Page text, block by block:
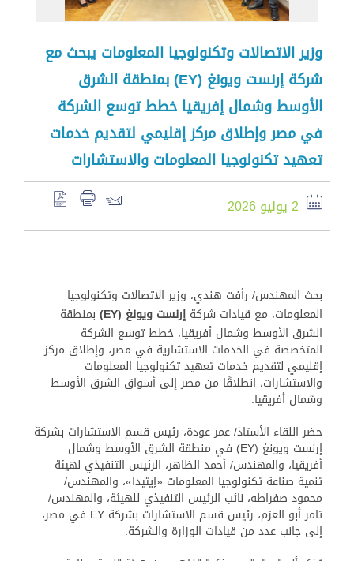
وزير الاتصالات وتكنولوجيا المعلومات يبحث مع
شركة إرنست ويونغ (EY) بمنطقة الشرق
الأوسط وشمال إفريقيا خطط توسع الشركة
في مصر وإطلاق مركز إقليمي لتقديم خدمات
تعهيد تكنولوجيا المعلومات والاستشارات
2 يوليو 2026
بحث المهندس/ رأفت هندي، وزير الاتصالات وتكنولوجيا
المعلومات، مع قيادات شركة إرنست ويونغ (EY)
بمنطقة
الشرق الأوسط وشمال أفريقيا، خطط توسع الشركة
المتخصصة في الخدمات الاستشارية في مصر، وإطلاق مركز
إقليمي لتقديم خدمات تعهيد تكنولوجيا المعلومات
والاستشارات، انطلاقًا من مصر إلى أسواق الشرق الأوسط
وشمال أفريقيا.
حضر اللقاء الأستاذ/ عمر عودة، رئيس قسم الاستشارات بشركة
إرنست ويونغ (EY) في منطقة الشرق الأوسط وشمال
أفريقيا، والمهندس/ أحمد الظاهر، الرئيس التنفيذي لهيئة
تنمية صناعة تكنولوجيا المعلومات «إيتيدا»، والمهندس/
محمود صفراطه، نائب الرئيس التنفيذي للهيئة، والمهندس/
تامر أبو العزم، رئيس قسم الاستشارات بشركة EY في مصر،
إلى جانب عدد من قيادات الوزارة والشركة.